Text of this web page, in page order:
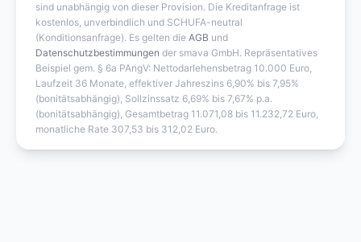
sind unabhängig von dieser Provision. Die Kreditanfrage ist
kostenlos, unverbindlich und SCHUFA-neutral
(Konditionsanfrage). Es gelten die AGB und
Datenschutzbestimmungen der smava GmbH. Repräsentatives
Beispiel gem. § 6a PAngV: Nettodarlehensbetrag 10.000 Euro,
Laufzeit 36 Monate, effektiver Jahreszins 6,90% bis 7,95%
(bonitätsabhängig), Sollzinssatz 6,69% bis 7,67% p.a.
(bonitätsabhängig), Gesamtbetrag 11.071,08 bis 11.232,72 Euro,
monatliche Rate 307,53 bis 312,02 Euro.